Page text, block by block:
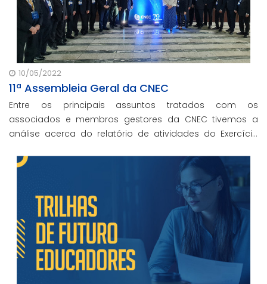
10/05/2022
11ª Assembleia Geral da CNEC
Entre os principais assuntos tratados com os
associados e membros gestores da CNEC tivemos a
análise acerca do relatório de atividades do Exercício